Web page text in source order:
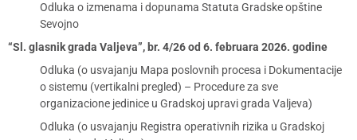
Odluka o izmenama i dopunama Statuta Gradske opštine
Sevojno
“Sl. glasnik grada Valjeva”, br. 4/26 od 6. februara 2026. godine
Odluka (o usvajanju Mapa poslovnih procesa i Dokumentacije
o sistemu (vertikalni pregled) – Procedure za sve
organizacione jedinice u Gradskoj upravi grada Valjeva)
Odluka (o usvajanju Registra operativnih rizika u Gradskoj